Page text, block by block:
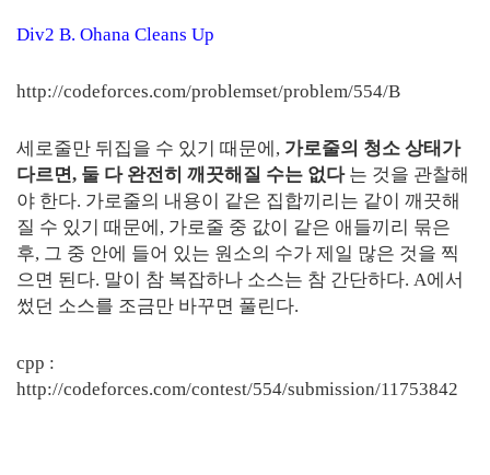
Div2 B. Ohana Cleans Up
http://codeforces.com/problemset/problem/554/B
세로줄만 뒤집을 수 있기 때문에, 가로줄의 청소 상태가
다르면, 둘 다 완전히 깨끗해질 수는 없다는 것을 관찰해
야 한다. 가로줄의 내용이 같은 집합끼리는 같이 깨끗해
질 수 있기 때문에, 가로줄 중 값이 같은 애들끼리 묶은
후, 그 중 안에 들어 있는 원소의 수가 제일 많은 것을 찍
으면 된다. 말이 참 복잡하나 소스는 참 간단하다. A에서
썼던 소스를 조금만 바꾸면 풀린다.
cpp :
http://codeforces.com/contest/554/submission/11753842